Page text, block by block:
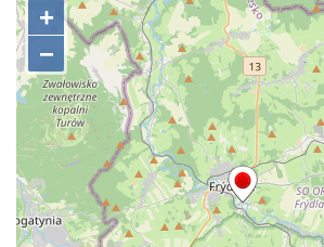
Třebušíně
Pamětní deska Johanna Nepomuka
Fischera na domě čp. 5/16 na třídě 9.
května v Rumburku
Pamětní deska Johanna Neumanna
severně od Tokáně
Obrázek svatého Huberta na buku svatého
Huberta